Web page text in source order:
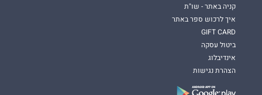
קניה באתר - שו"ת
איך לרכוש ספר באתר
GIFT CARD
ביטול עסקה
אינדיבלוג
הצהרת נגישות